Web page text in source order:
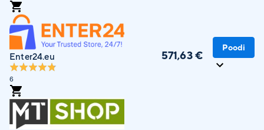
Enter24.eu
6
571,63 €
Poodi